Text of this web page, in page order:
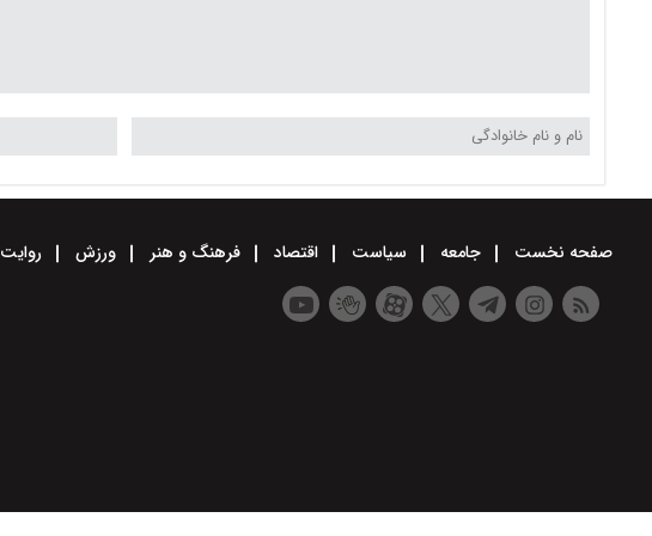
صفحه نخست جامعه سیاست اقتصاد فرهنگ و هنر ورزش روایت